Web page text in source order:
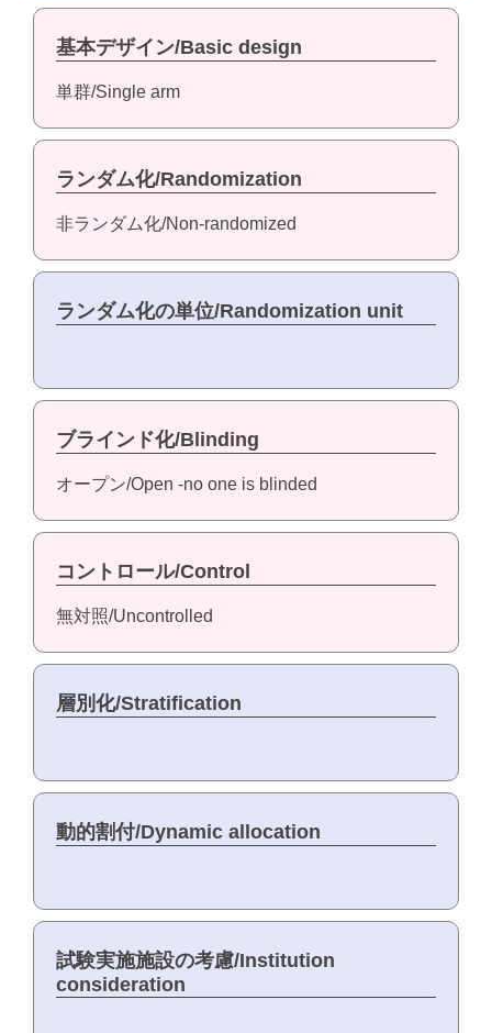
基本デザイン/Basic design
単群/Single arm
ランダム化/Randomization
非ランダム化/Non-randomized
ランダム化の単位/Randomization unit
ブラインド化/Blinding
オープン/Open -no one is blinded
コントロール/Control
無対照/Uncontrolled
層別化/Stratification
動的割付/Dynamic allocation
試験実施施設の考慮/Institution
consideration